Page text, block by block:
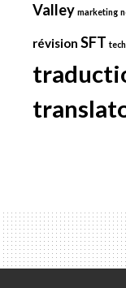
Valley marketing
révision SFT